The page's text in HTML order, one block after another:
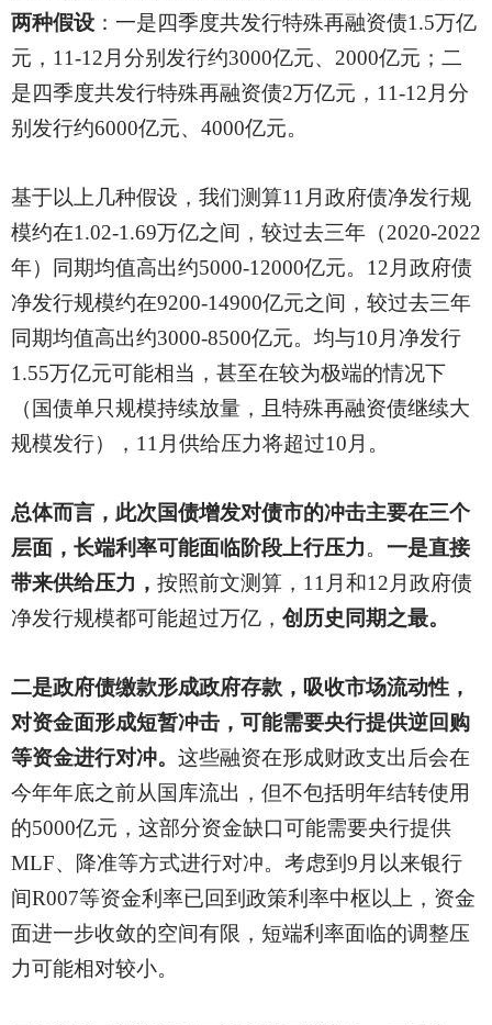
两种假设：一是四季度共发行特殊再融资债1.5万亿
元，11-12月分别发行约3000亿元、2000亿元；二
是四季度共发行特殊再融资债2万亿元，11-12月分
别发行约6000亿元、4000亿元。
基于以上几种假设，我们测算11月政府债净发行规
模约在1.02-1.69万亿之间，较过去三年（2020-2022
年）同期均值高出约5000-12000亿元。12月政府债
净发行规模约在9200-14900亿元之间，较过去三年
同期均值高出约3000-8500亿元。均与10月净发行
1.55万亿元可能相当，甚至在较为极端的情况下
（国债单只规模持续放量，且特殊再融资债继续大
规模发行），11月供给压力将超过10月。
总体而言，此次国债增发对债市的冲击主要在三个
层面，长端利率可能面临阶段上行压力。 一是直接
带来供给压力， 按照前文测算， 11月和12月政府债
净发行规模都可能超过万亿， 创历史同期之最。
二是政府债缴款形成政府存款，吸收市场流动性，
对资金面形成短暂冲击，可能需要央行提供逆回购
等资金进行对冲。 这些融资在形成财政支出后会在
今年年底之前从国库流出，但不包括明年结转使用
的5000亿元，这部分资金缺口可能需要央行提供
MLF、降准等方式进行对冲。考虑到9月以来银行
间R007等资金利率已回到政策利率中枢以上，资金
面进一步收敛的空间有限，短端利率面临的调整压
力可能相对较小。